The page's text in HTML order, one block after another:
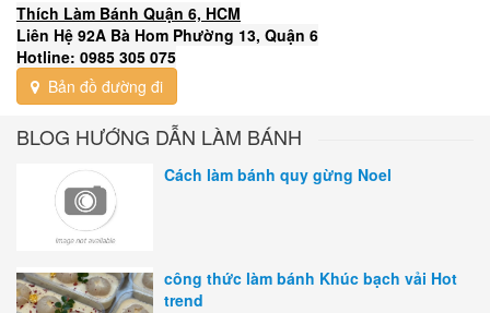
Thích Làm Bánh Quận 6, HCM
Liên Hệ 92A Bà Hom Phường 13, Quận 6
Hotline: 0985 305 075
Bản đồ đường đi
BLOG HƯỚNG DẪN LÀM BÁNH
Cách làm bánh quy gừng Noel
công thức làm bánh Khúc bạch vải Hot
trend